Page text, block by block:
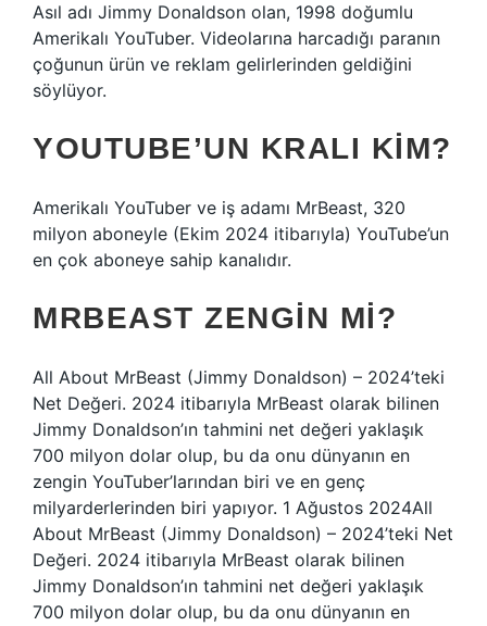
Asıl adı Jimmy Donaldson olan, 1998 doğumlu
Amerikalı YouTuber. Videolarına harcadığı paranın
çoğunun ürün ve reklam gelirlerinden geldiğini
söylüyor.
YOUTUBE’UN KRALI KIM?
Amerikalı YouTuber ve iş adamı MrBeast, 320
milyon aboneyle (Ekim 2024 itibarıyla) YouTube’un
en çok aboneye sahip kanalıdır.
MRBEAST ZENGIN MI?
All About MrBeast (Jimmy Donaldson) – 2024’teki
Net Değeri. 2024 itibarıyla MrBeast olarak bilinen
Jimmy Donaldson’ın tahmini net değeri yaklaşık
700 milyon dolar olup, bu da onu dünyanın en
zengin YouTuber’larından biri ve en genç
milyarderlerinden biri yapıyor. 1 Ağustos 2024All
About MrBeast (Jimmy Donaldson) – 2024’teki Net
Değeri. 2024 itibarıyla MrBeast olarak bilinen
Jimmy Donaldson’ın tahmini net değeri yaklaşık
700 milyon dolar olup, bu da onu dünyanın en